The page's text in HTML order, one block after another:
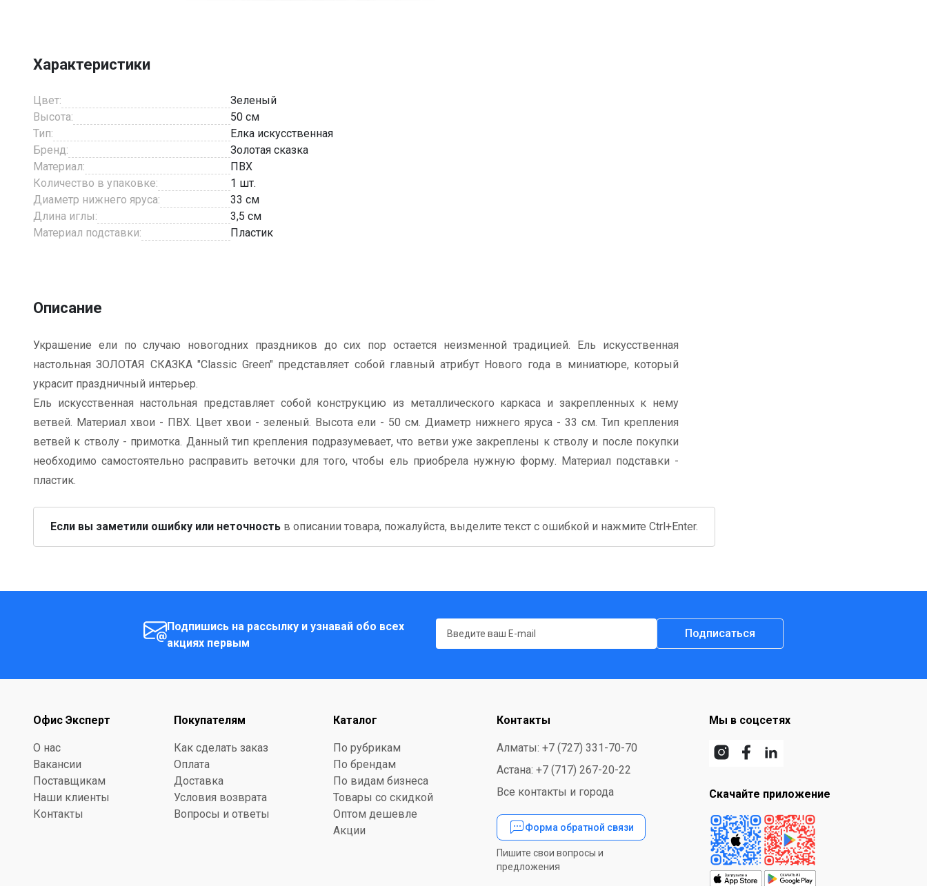
7
Характеристики
Цвет:
Зеленый
Высота:
50 см
Тип:
Елка искусственная
Бренд:
Золотая сказка
Материал:
ПВХ
Количество в упаковке:
1 шт.
Диаметр нижнего яруса:
33 см
Длина иглы:
3,5 см
Материал подставки:
Пластик
Описание
Украшение ели по случаю новогодних праздников до сих пор остается неизменной традицией. Ель искусственная
настольная ЗОЛОТАЯ СКАЗКА "Classic Green" представляет собой главный атрибут Нового года в миниатюре, который
украсит праздничный интерьер.
Ель искусственная настольная представляет собой конструкцию из металлического каркаса и закрепленных к нему
ветвей. Материал хвои - ПВХ. Цвет хвои - зеленый. Высота ели - 50 см. Диаметр нижнего яруса - 33 см. Тип крепления
ветвей к стволу - примотка. Данный тип крепления подразумевает, что ветви уже закреплены к стволу и после покупки
необходимо самостоятельно расправить веточки для того, чтобы ель приобрела нужную форму. Материал подставки -
пластик.
Если вы заметили ошибку или неточность в описании товара, пожалуйста, выделите текст с ошибкой и нажмите Ctrl+Enter.
Подпишись на рассылку и узнавай обо всех
акциях первым
Подписаться
Офис Эксперт
О нас
Вакансии
Поставщикам
Наши клиенты
Контакты
Покупателям
Как сделать заказ
Оплата
Доставка
Условия возврата
Вопросы и ответы
Каталог
По рубрикам
По брендам
По видам бизнеса
Товары со скидкой
Оптом дешевле
Акции
Контакты
Алматы: +7 (727) 331-70-70
Астана: +7 (717) 267-20-22
Все контакты и города
Форма обратной связи
Пишите свои вопросы и
предложения
Мы в соцсетях
Скачайте приложение